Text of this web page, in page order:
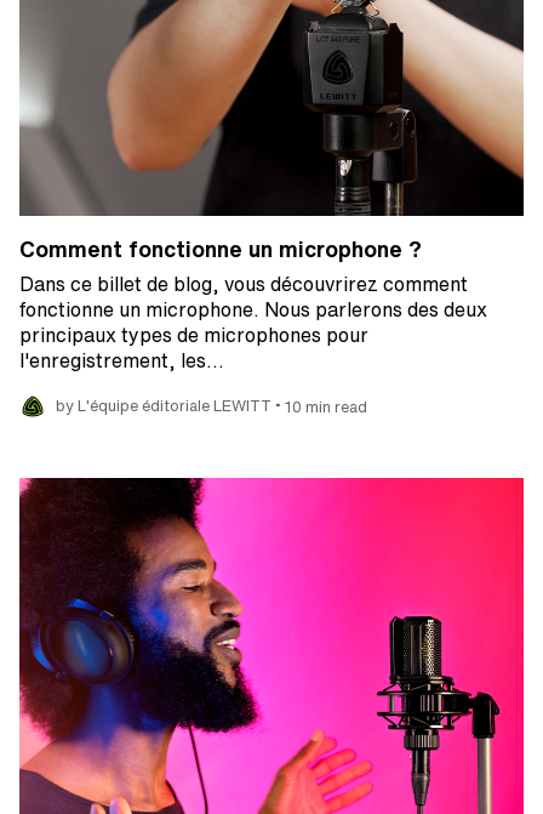
Comment fonctionne un microphone ?
Dans ce billet de blog, vous découvrirez comment
fonctionne un microphone. Nous parlerons des deux
principaux types de microphones pour
l'enregistrement, les…
by L'équipe éditoriale LEWITT • 10 min read